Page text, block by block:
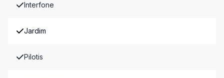
Interfone
Jardim
Pilotis